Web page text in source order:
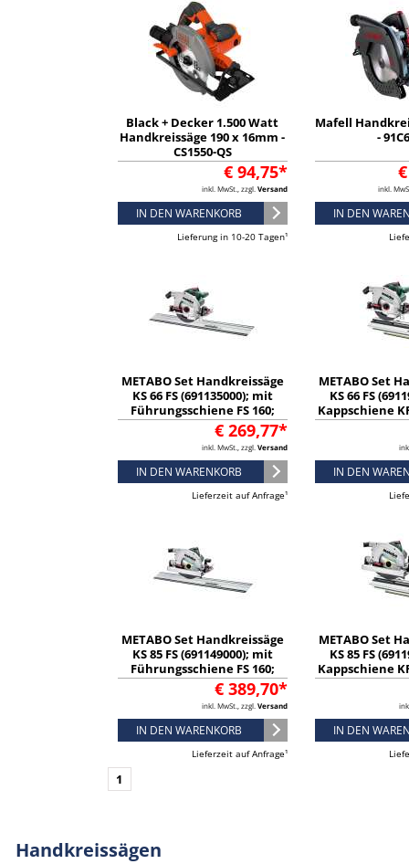
Black + Decker 1.500 Watt
Handkreissäge 190 x 16mm -
CS1550-QS
€ 94,75*
inkl. MwSt., zzgl. Versand
IN DEN WARENKORB
Lieferung in 10-20 Tagen¹
Mafell
-
inkl.
IN DEN
METABO Set Handkreissäge
KS 66 FS (691135000); mit
Führungsschiene FS 160;
Karton€ 269,77*
inkl. MwSt., zzgl. Versand
IN DEN WARENKORB
Lieferzeit auf Anfrage¹
METABO Set
KS 66 FS
Kappschiene
IN DEN
METABO Set Handkreissäge
KS 85 FS (691149000); mit
Führungsschiene FS 160;
Karton€ 389,70*
inkl. MwSt., zzgl. Versand
IN DEN WARENKORB
Lieferzeit auf Anfrage¹
METABO Set
KS 85 FS
Kappschiene
IN DEN
1
Handkreissägen